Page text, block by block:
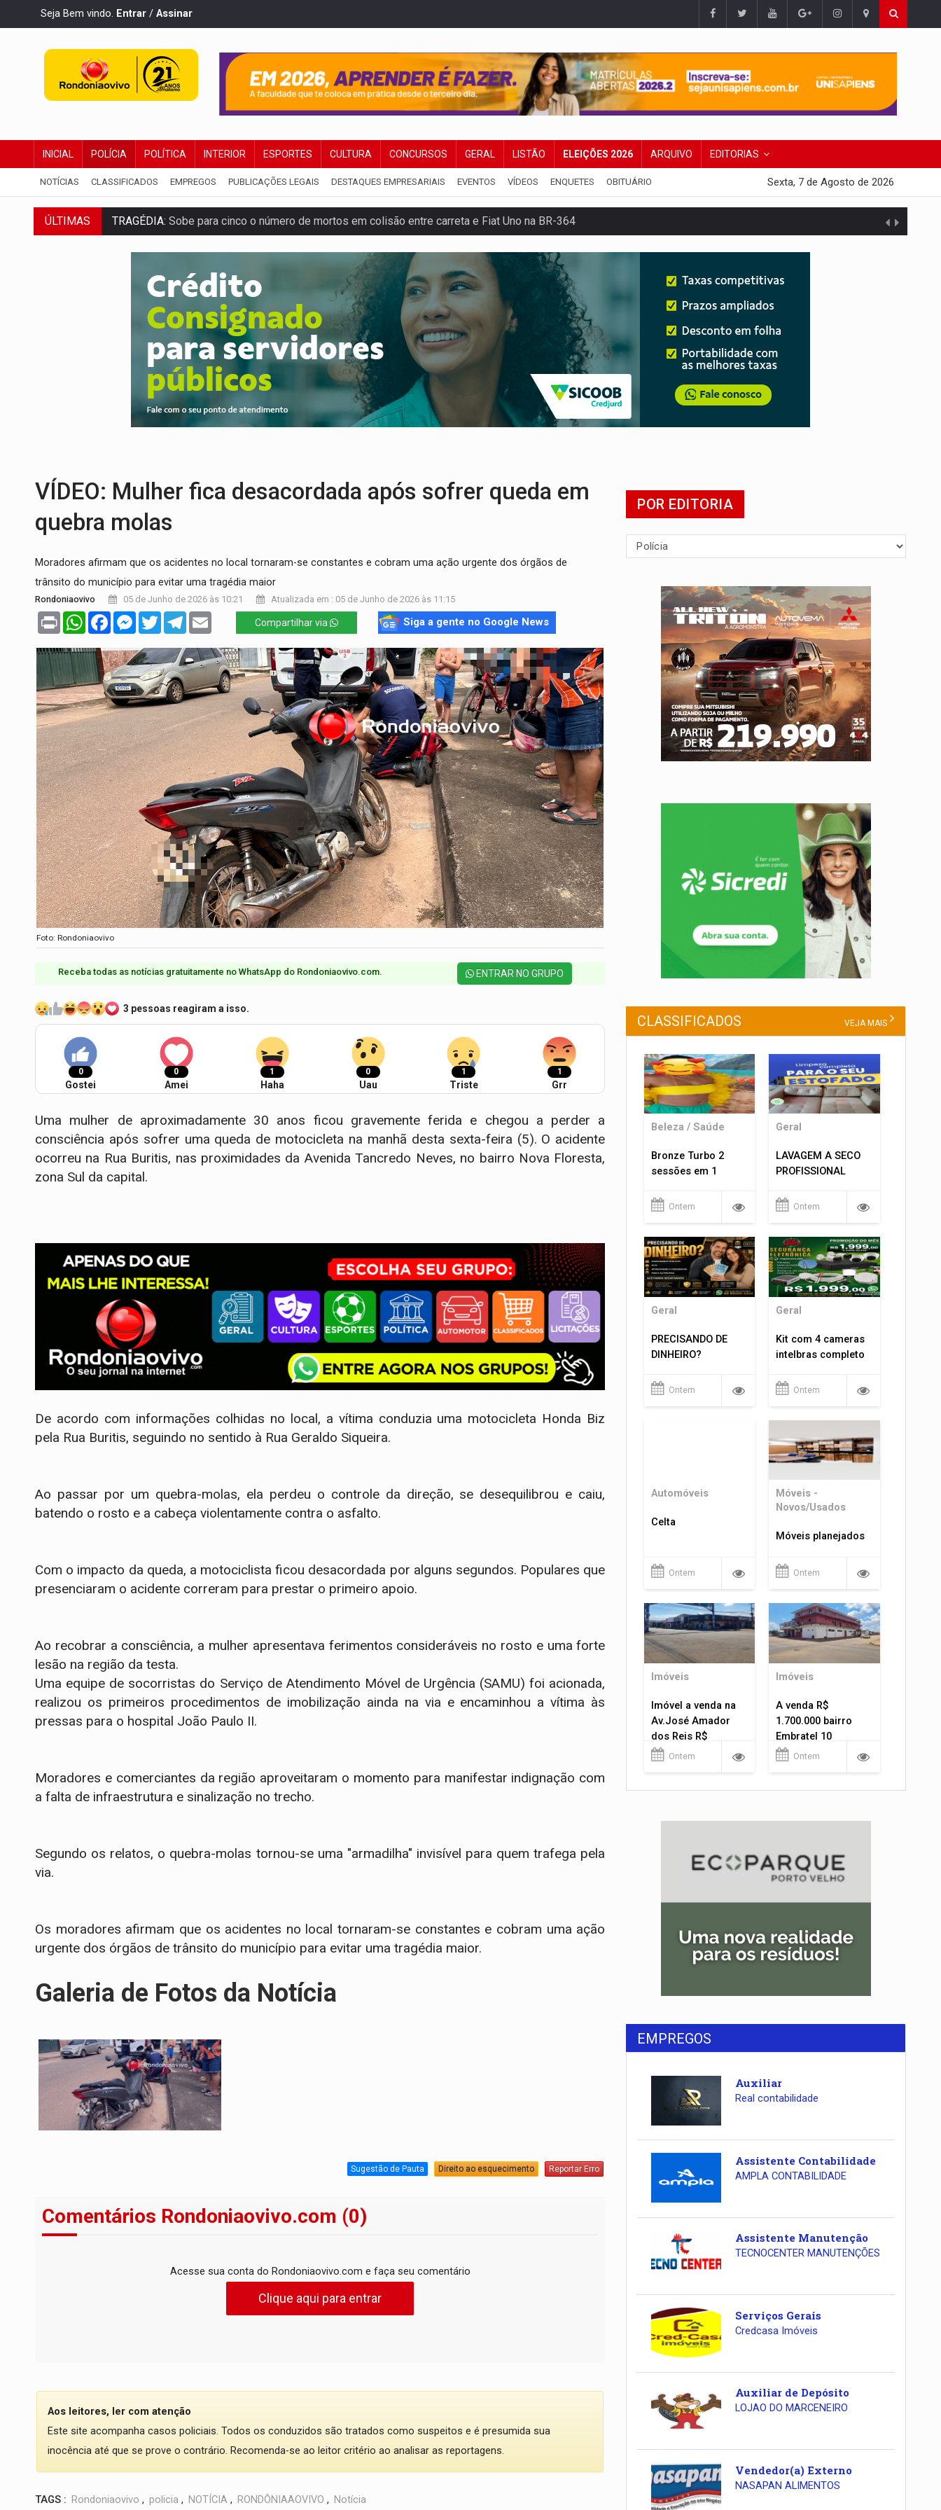
Seja Bem vindo. Entrar / Assinar
INICIAL POLÍCIA POLÍTICA INTERIOR ESPORTES CULTURA CONCURSOS GERAL LISTÃO ELEIÇÕES 2026 ARQUIVO EDITORIAS
NOTÍCIAS CLASSIFICADOS EMPREGOS PUBLICAÇÕES LEGAIS DESTAQUES EMPRESARIAIS EVENTOS VÍDEOS ENQUETES OBITUÁRIO Sexta, 7 de Agosto de 2026
ÚLTIMAS TRAGÉDIA: Sobe para cinco o número de mortos em colisão entre carreta e Fiat Uno na BR-364
DEEPFAKE: Sancionada lei contra violência sexual infantil na internet e via IA
COLEGIADO: Brasil e Rússia discutem energia nuclear, defesa e ciência em Brasília
URGENTE:Colisão entre caminhão e carro deixa quatro mortos e um em estado grave na BR
ENCONTRO:Amazônia Negra ganha projeção nacional com participação de Marcela Bonfim
PREVISÃO:Porto Velho tem chances de chuvas isoladas nesta sexta-feira (7)
SINDICATOS UNIDOS:Assembleia Geral delibera greve da educação municipal em Porto Velho
VÍDEO: Mulher fica desacordada após sofrer queda em
quebra molas
Moradores afirmam que os acidentes no local tornaram-se constantes e cobram uma ação urgente dos órgãos de
trânsito do município para evitar uma tragédia maior
Rondoniaovivo 05 de Junho de 2026 às 10:21 Atualizada em : 05 de Junho de 2026 às 11:15
Print WhatsAppFacebookMessenger
TwitterTelegram Compartilhar via Siga a gente no Google News
Foto: Rondoniaovivo
Receba todas as notícias gratuitamente no WhatsApp do Rondoniaovivo.com.​ ENTRAR NO GRUPO
3 pessoas reagiram a isso.
0
Gostei
0
Amei
1
Haha
0
Uau
1
Triste
1
Grr
Uma mulher de aproximadamente 30 anos ficou gravemente ferida e chegou a perder a
consciência após sofrer uma queda de motocicleta na manhã desta sexta-feira (5). O acidente
ocorreu na Rua Buritis, nas proximidades da Avenida Tancredo Neves, no bairro Nova Floresta,
zona Sul da capital.
​De acordo com informações colhidas no local, a vítima conduzia uma motocicleta Honda Biz
pela Rua Buritis, seguindo no sentido à Rua Geraldo Siqueira.
Ao passar por um quebra-molas, ela perdeu o controle da direção, se desequilibrou e caiu,
batendo o rosto e a cabeça violentamente contra o asfalto.
​Com o impacto da queda, a motociclista ficou desacordada por alguns segundos. Populares que
presenciaram o acidente correram para prestar o primeiro apoio.
Ao recobrar a consciência, a mulher apresentava ferimentos consideráveis no rosto e uma forte
lesão na região da testa.
​Uma equipe de socorristas do Serviço de Atendimento Móvel de Urgência (SAMU) foi acionada,
realizou os primeiros procedimentos de imobilização ainda na via e encaminhou a vítima às
pressas para o hospital João Paulo II.
​Moradores e comerciantes da região aproveitaram o momento para manifestar indignação com
a falta de infraestrutura e sinalização no trecho.
Segundo os relatos, o quebra-molas tornou-se uma "armadilha" invisível para quem trafega pela
via.
Os moradores afirmam que os acidentes no local tornaram-se constantes e cobram uma ação
urgente dos órgãos de trânsito do município para evitar uma tragédia maior.
Galeria de Fotos da Notícia
Sugestão de Pauta Direito ao esquecimento Reportar Erro
Comentários Rondoniaovivo.com (0)
Acesse sua conta do Rondoniaovivo.com e faça seu comentário
Clique aqui para entrar
Aos leitores, ler com atenção
Este site acompanha casos policiais. Todos os conduzidos são tratados como suspeitos e é presumida sua
inocência até que se prove o contrário. Recomenda-se ao leitor critério ao analisar as reportagens.
TAGS : Rondoniaovivo , policia , NOTÍCIA , RONDÔNIAAOVIVO , Notícia
POR EDITORIA
CLASSIFICADOS VEJA MAIS
Beleza / Saúde
Bronze Turbo 2
sessões em 1
Ontem
Geral
LAVAGEM A SECO
PROFISSIONAL
Ontem
Geral
PRECISANDO DE
DINHEIRO?
Ontem
Geral
Kit com 4 cameras
intelbras completo
Ontem
Automóveis
Celta
Ontem
Móveis -
Novos/Usados
Móveis planejados
Ontem
Imóveis
Imóvel a venda na
Av.José Amador
dos Reis R$
1.400.000
Ontem
Imóveis
A venda R$
1.700.000 bairro
Embratel 10
apartamentos!
Ontem
EMPREGOS
Auxiliar
Real contabilidade
Assistente Contabilidade
AMPLA CONTABILIDADE
Assistente Manutenção
TECNOCENTER MANUTENÇÕES
Serviços Gerais
Credcasa Imóveis
Auxiliar de Depósito
LOJAO DO MARCENEIRO
Vendedor(a) Externo
NASAPAN ALIMENTOS